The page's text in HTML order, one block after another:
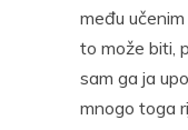
među
to može biti,
sam ga ja
mnogo toga